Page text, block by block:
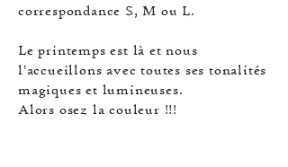
correspondance S, M ou L.
Le printemps est là et nous
l'accueillons avec toutes ses tonalités
magiques et lumineuses.
Alors osez la couleur !!!